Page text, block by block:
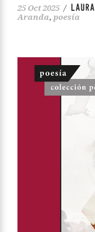
25 Oct 2025 /
Aranda, poesía